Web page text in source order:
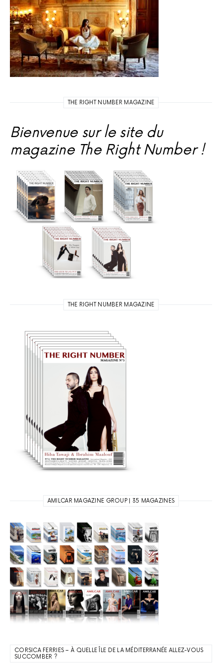
THE RIGHT NUMBER MAGAZINE
Bienvenue sur le site du
magazine The Right Number !
THE RIGHT NUMBER MAGAZINE
AMILCAR MAGAZINE GROUP | 35 MAGAZINES
CORSICA FERRIES – À QUELLE ÎLE DE LA MÉDITERRANÉE ALLEZ-VOUS
SUCCOMBER ?